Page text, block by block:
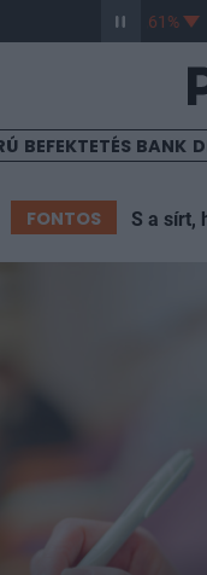
-0,61%
BEFEKTETÉS BANK
FONTOS S a sírt,